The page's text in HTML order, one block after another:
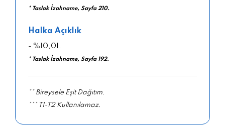
* Taslak İzahname, Sayfa 210.
Halka Açıklık
- %10,01.
* Taslak İzahname, Sayfa 192.
** Bireysele Eşit Dağıtım.
*** T1-T2 Kullanılamaz.